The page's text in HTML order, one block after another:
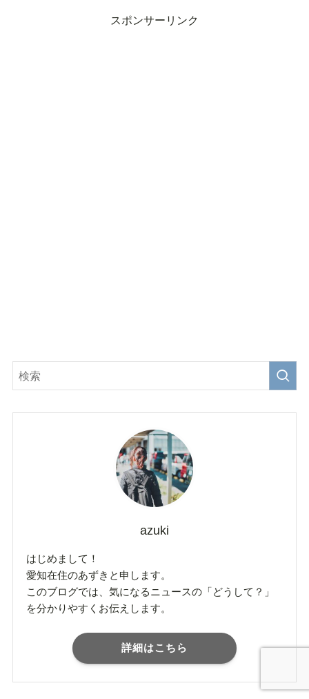
スポンサーリンク
azuki
はじめまして！
愛知在住のあずきと申します。
このブログでは、気になるニュースの「どうして？」
を分かりやすくお伝えします。
詳細はこちら